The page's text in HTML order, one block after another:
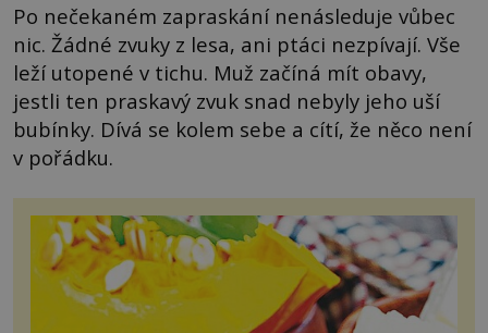
Po nečekaném zapraskání nenásleduje vůbec
nic. Žádné zvuky z lesa, ani ptáci nezpívají. Vše
leží utopené v tichu. Muž začíná mít obavy,
jestli ten praskavý zvuk snad nebyly jeho uší
bubínky. Dívá se kolem sebe a cítí, že něco není
v pořádku.